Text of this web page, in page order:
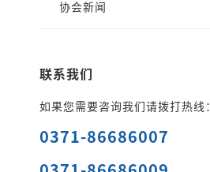
协会新闻
联系我们
如果您需要咨询我们请拨打热线：
0371-86686007